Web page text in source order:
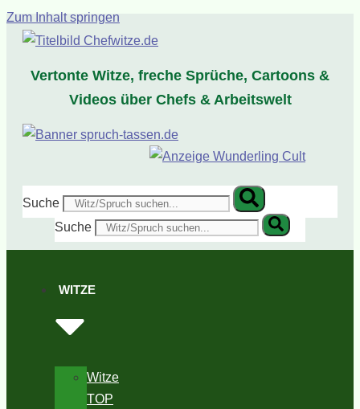
Zum Inhalt springen
Vertonte Witze, freche Sprüche, Cartoons &
Videos über Chefs & Arbeitswelt
Suche
Suche
WITZE
Witze
TOP